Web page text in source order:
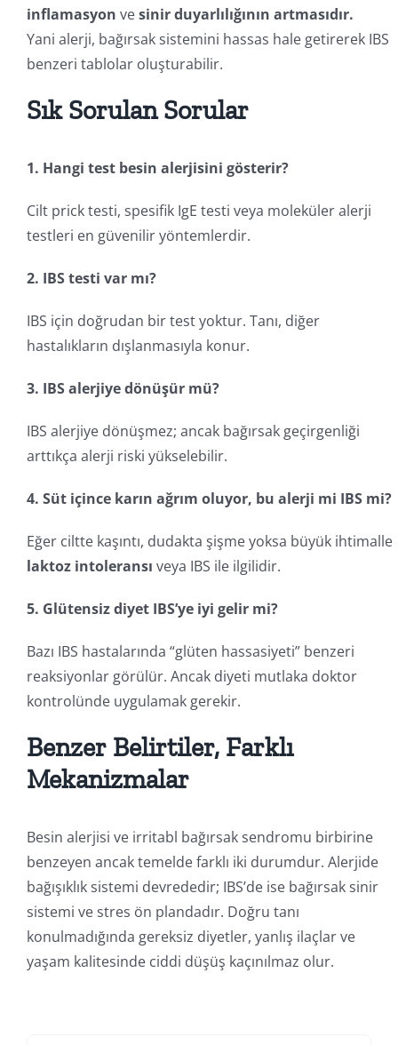
inflamasyon vesinir duyarlılığının artmasıdır.
Yani alerji, bağırsak sistemini hassas hale getirerek IBS
benzeri tablolar oluşturabilir.
Sık Sorulan Sorular
1. Hangi test besin alerjisini gösterir?
Cilt prick testi, spesifik IgE testi veya moleküler alerji
testleri en güvenilir yöntemlerdir.
2. IBS testi var mı?
IBS için doğrudan bir test yoktur. Tanı, diğer
hastalıkların dışlanmasıyla konur.
3. IBS alerjiye dönüşür mü?
IBS alerjiye dönüşmez; ancak bağırsak geçirgenliği
arttıkça alerji riski yükselebilir.
4. Süt içince karın ağrım oluyor, bu alerji mi IBS mi?
Eğer ciltte kaşıntı, dudakta şişme yoksa büyük ihtimalle
laktoz intoleransı veya IBS ile ilgilidir.
5. Glütensiz diyet IBS’ye iyi gelir mi?
Bazı IBS hastalarında “glüten hassasiyeti” benzeri
reaksiyonlar görülür. Ancak diyeti mutlaka doktor
kontrolünde uygulamak gerekir.
Benzer Belirtiler, Farklı
Mekanizmalar
Besin alerjisi ve irritabl bağırsak sendromu birbirine
benzeyen ancak temelde farklı iki durumdur. Alerjide
bağışıklık sistemi devrededir; IBS’de ise bağırsak sinir
sistemi ve stres ön plandadır. Doğru tanı
konulmadığında gereksiz diyetler, yanlış ilaçlar ve
yaşam kalitesinde ciddi düşüş kaçınılmaz olur.